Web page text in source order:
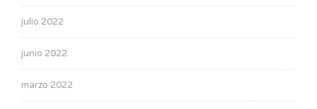
julio 2022
junio 2022
marzo 2022